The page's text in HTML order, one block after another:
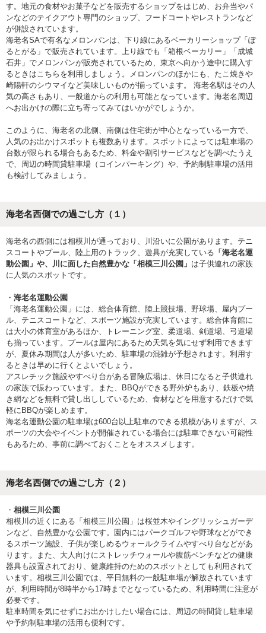
す。地元の食材やお菓子などを販売するショップをはじめ、お弁当やパ
ンなどのテイクアウト専門のショップ、フードコートやレストランなど
が併設されています。
海老名SAで有名なメロンパンは、下り線にあるベーカリーショップ「ぽ
るとがる」で販売されています。上り線でも「箱根ベーカリー」「成城
石井」でメロンパンが販売されているため、東京へ向かう途中に購入す
るときはこちらを利用しましょう。メロンパンのほかにも、たこ焼きや
崎陽軒のシウマイなど美味しいものが揃っています。 海老名駅はその人
気の高さもあり、一般道からの利用も可能となっています。海老名周辺
へお出かけの際に立ち寄ってみてはいかがでしょうか。
このように、海老名の北側、南側は住宅街が中心となっている一方で、
人気のお出かけスポットも複数あります。スポットによっては駐車場の
台数が限られる場合もあるため、料金や割引サービスなどを調べたうえ
で、周辺の時間貸駐車場（コインパーキング）や、予約制駐車場の活用
も検討してみましょう。
海老名西側での過ごし方（１）
海老名の西側には相模川が通っており、川沿いに公園があります。テニ
スコートやプール、陸上用のトラック、遊具が充実している 「海老名運
動公園」や、川に面した自然豊かな「相模三川公園」 は子供連れの家族
に人気のスポットです。
・ 海老名運動公園
「海老名運動公園」には、総合体育館、陸上競技場、野球場、屋内プー
ル、テニスコートなど、スポーツ施設が充実しています。総合体育館に
は大小の体育室があるほか、トレーニング室、柔道場、剣道場、弓道場
も揃っています。プールは屋内にあるため天気を気にせず利用できます
が、夏休み期間は人が多いため、駐車場の混雑が予想されます。利用す
るときは早めに行くとよいでしょう。
アスレチック施設やすべり台がある冒険広場は、休日になると子供連れ
の家族で賑わっています。また、BBQができる野外炉もあり、鉄板や焼
き網などを無料で貸し出ししているため、食材などを用意するだけで気
軽にBBQが楽しめます。
海老名運動公園の駐車場は600台以上駐車のできる規模がありますが、ス
ポーツの大会やイベントが開催されている場合には駐車できない可能性
もあるため、事前に調べておくことをオススメします。
海老名西側での過ごし方（２）
・ 相模三川公園
相模川の近くにある「相模三川公園」は桜並木やイングリッシュガーデ
ンなど、自然豊かな公園です。園内にはパークゴルフや野球などができ
るスポーツ施設、子供が楽しめるウォールクライムやすべり台などがあ
ります。また、大人向けにストレッチウォールや腹筋ベンチなどの健康
器具も設置されており、健康維持のためのスポットとしても利用されて
います。相模三川公園では、平日無料の一般駐車場が解放されています
が、利用時間が8時半から17時までとなっているため、利用時間に注意が
必要です。
駐車時間を気にせずにお出かけしたい場合には、周辺の時間貸し駐車場
や予約制駐車場の活用も便利です。